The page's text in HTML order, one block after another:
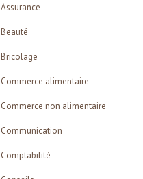
Assurance
Beauté
Bricolage
Commerce alimentaire
Commerce non alimentaire
Communication
Comptabilité